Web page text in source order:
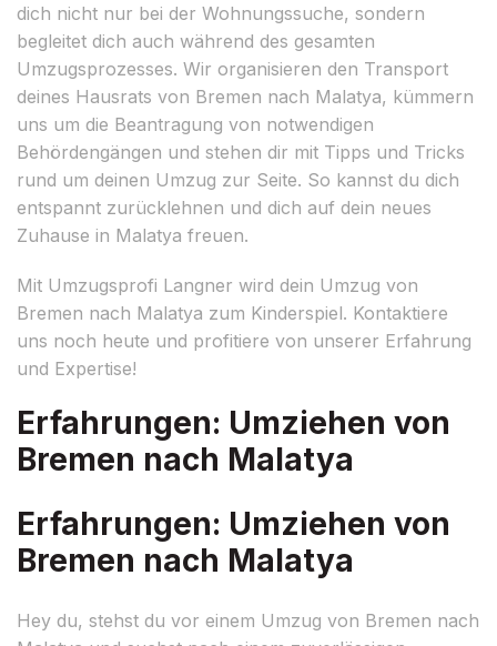
dich nicht nur bei der Wohnungssuche, sondern
begleitet dich auch während des gesamten
Umzugsprozesses. Wir organisieren den Transport
deines Hausrats von Bremen nach Malatya, kümmern
uns um die Beantragung von notwendigen
Behördengängen und stehen dir mit Tipps und Tricks
rund um deinen Umzug zur Seite. So kannst du dich
entspannt zurücklehnen und dich auf dein neues
Zuhause in Malatya freuen.
Mit Umzugsprofi Langner wird dein Umzug von
Bremen nach Malatya zum Kinderspiel. Kontaktiere
uns noch heute und profitiere von unserer Erfahrung
und Expertise!
Erfahrungen: Umziehen von
Bremen nach Malatya
Erfahrungen: Umziehen von
Bremen nach Malatya
Hey du, stehst du vor einem Umzug von Bremen nach